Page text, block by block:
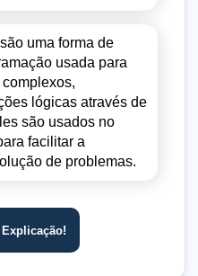
uma forma de
usada para
lógicas através de
são usados no
facilitar a
de problemas.